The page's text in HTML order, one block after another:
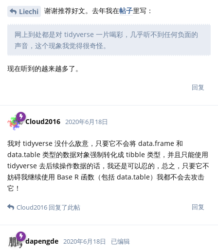
Liechi 谢谢推荐好文。去年我在帖子里写：
网上到处都是对 tidyverse 一片喝彩，几乎听不到任何负面的
声音，这个现象我觉得很奇怪。
现在听到的越来越多了。
回复
Cloud2016 2020年6月18日
我对 tidyverse 没什么敌意，只要它不会将 data.frame 和
data.table 类型的数据对象强制转化成 tibble 类型，并且只能使用
tidyverse 去后续操作数据的话，我还是可以忍的，总之，只要它不
妨碍我继续使用 Base R 函数（包括 data.table）我都不会去攻击
它！
回复
Cloud2016 回复了此帖
dapengde 2020年6月18日 已编辑